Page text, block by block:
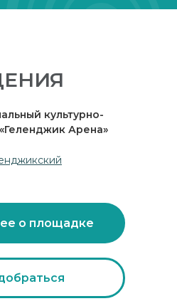
культурно-
Арена»
о площадке